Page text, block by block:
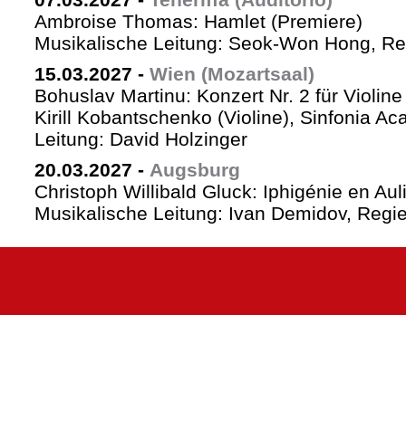
Ambroise Thomas: Hamlet (Premiere)
Musikalische Leitung: Seok-Won Hong,
15.03.2027 - Wien (Mozartsaal)
Bohuslav Martinu: Konzert Nr. 2 für
Kirill Kobantschenko (Violine), Sinfonia
Leitung: David Holzinger
20.03.2027 - Augsburg
Christoph Willibald Gluck: Iphigénie en
Musikalische Leitung: Ivan Demidov,